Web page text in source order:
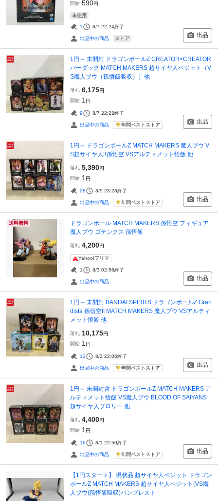
開始 590円
未使用
1 8/7 22:24終了
出品中の商品 ストア 出品
1円～ 未開封 ドラゴンボールZ CREATOR×CREATOR
バーダック MATCH MAKERS 超サイヤ人ベジット（V
S魔人ブウ（孫悟飯吸収））他
落札 6,175円
開始 1 円
9 8/7 22:22終了
出品中の商品 年間ベストストア 出品
1円～ ドラゴンボールZ MATCH MAKERS 魔人ブウ V
S趙サイヤ人3孫悟空 VSアルティメット悟飯 他
落札 5,390円
開始 1 円
28 8/5 23:28終了
出品中の商品 年間ベストストア 出品
送料無料
ドラゴンボール MATCH MAKERS 孫悟空 フィギュア
魔人ブウ ゴテンクス 孫悟飯
落札 4,200円
Yahoo!フリマ
1 8/3 02:56終了
出品中の商品 出品
1円～ 未開封 BANDAI SPIRITS ドラゴンボールZ Gran
dista 孫悟空II MATCH MAKERS 魔人ブウ VSアルティ
メット悟飯 他
落札 10,175円
開始 1 円
13 8/2 22:06終了
出品中の商品 年間ベストストア 出品
1円～ 未開封含 ドラゴンボールZ MATCH MAKERS ア
ルティメット悟飯 VS魔人ブウ BLOOD OF SAIYANS
超サイヤ人ブロリー 他
落札 4,400円
開始 1 円
16 8/1 22:50終了
出品中の商品 年間ベストストア 出品
【1円スタート】 現状品 超サイヤ人ベジット ドラゴン
ボールZ MATCH MAKERS 超サイヤ人ベジット(VS魔
人ブウ(孫悟飯吸収)バンプレスト